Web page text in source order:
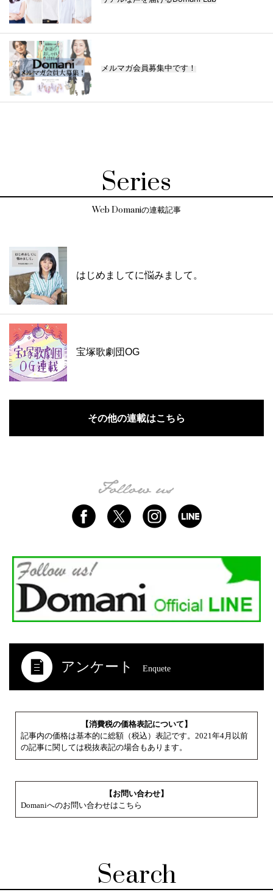
メルマガ会員募集中です！
Series
Web Domaniの連載記事
はじめましてに悩みまして。
宝塚歌劇団OG
その他の連載はこちら
アンケート Enquete
【消費税の価格表記について】
記事内の価格は基本的に総額（税込）表記です。2021年4月以前
の記事に関しては税抜表記の場合もあります。
【お問い合わせ】
Domaniへのお問い合わせはこちら
Search